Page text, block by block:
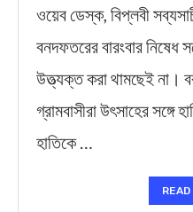
ওয়েব ডেস্ক, বিপ্লবী
বনদফতরের বারংবার নিষেধ
উত্ত্যক্ত করা থামছেই না।
গ্রামবাসীরা উৎসাহের সঙ্গে
হাতিকে …
READ